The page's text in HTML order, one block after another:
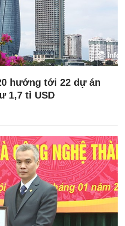
hướng tới 22 dự án
1,7 tỉ USD